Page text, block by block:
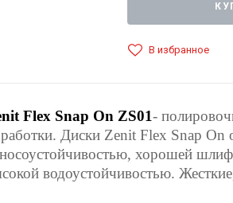
В избранное
Flex Snap On ZS01-
Диски Zenit Flex Snap Оn
хорошей
водоустойчивостью.